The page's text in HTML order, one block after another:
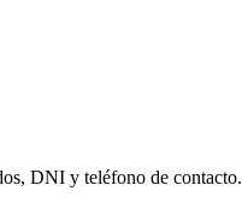
DNI y teléfono de contacto.